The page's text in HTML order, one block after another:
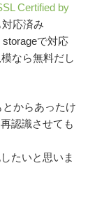
Certified by
応済み
で対応
なら無料だし
からあったけ
認識させても
たいと思いま